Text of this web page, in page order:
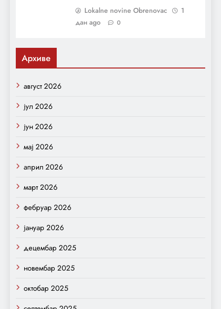
Lokalne novine Obrenovac
1
дан ago
0
Архиве
август 2026
јул 2026
јун 2026
мај 2026
април 2026
март 2026
фебруар 2026
јануар 2026
децембар 2025
новембар 2025
октобар 2025